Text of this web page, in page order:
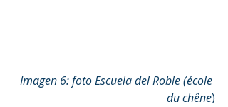
Imagen 6: foto Escuela del Roble (école
du chêne)